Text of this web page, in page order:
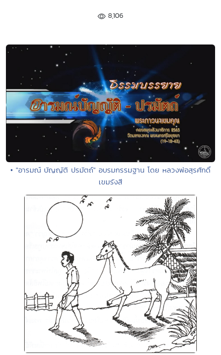
8,106
• "อารมณ์ บัญญัติ ปรมัตถ์" อบรมกรรมฐาน โดย หลวงพ่อสุรศักดิ์
เขมรังสี